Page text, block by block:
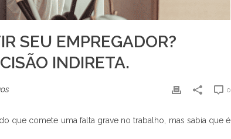
SEU EMPREGADOR?
INDIRETA.
0
que comete uma falta grave no trabalho, mas sabia que é